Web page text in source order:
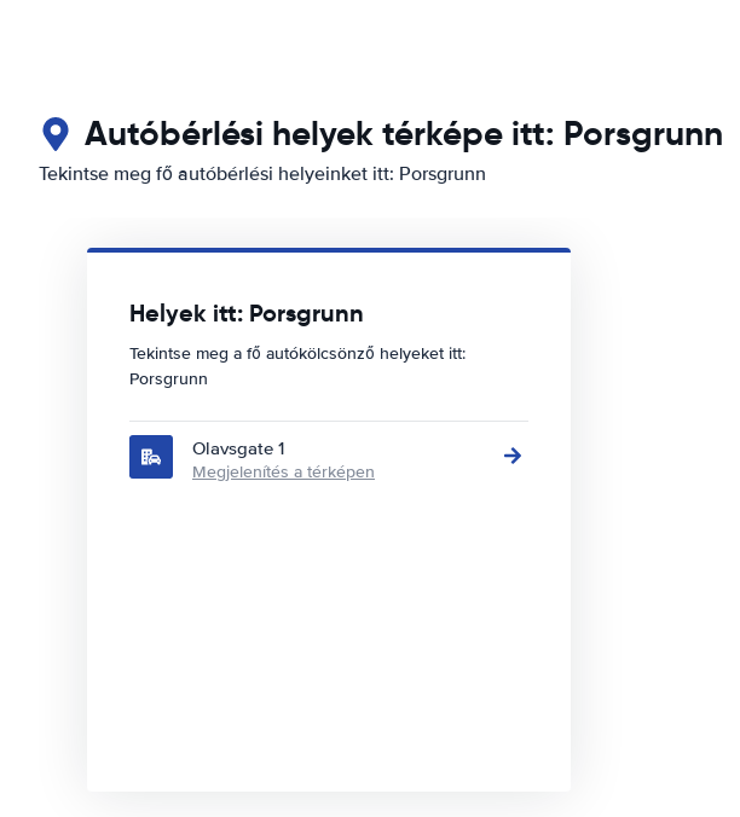
Autóbérlési helyek térképe itt: Porsgrunn
Tekintse meg fő autóbérlési helyeinket itt: Porsgrunn
Helyek itt: Porsgrunn
Tekintse meg a fő autókölcsönző helyeket itt:
Porsgrunn
Olavsgate 1
Megjelenítés a térképen